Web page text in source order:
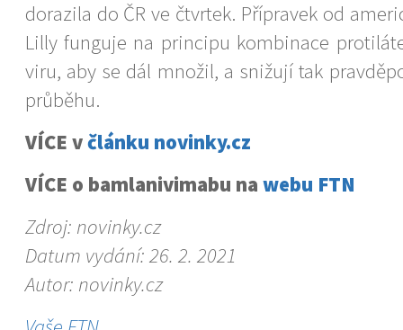
dorazila do ČR ve čtvrtek. Přípravek od
Lilly funguje na principu kombinace
viru, aby se dál množil, a snižují tak
průběhu.
VÍCE včlánku novinky.cz
VÍCE o bamlanivimabu na webu FTN
Zdroj: novinky.cz
Datum vydání: 26. 2. 2021
Autor: novinky.cz